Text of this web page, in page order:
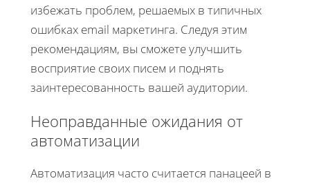
избежать проблем, решаемых в типичных
ошибках email маркетинга. Следуя этим
рекомендациям, вы сможете улучшить
восприятие своих писем и поднять
заинтересованность вашей аудитории.
Неоправданные ожидания от
автоматизации
Автоматизация часто считается панацеей в